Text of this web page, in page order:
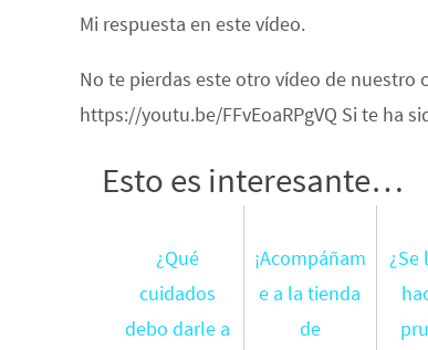
Mi respuesta en este vídeo.
No te pierdas este otro vídeo de nuestro
https://youtu.be/FFvEoaRPgVQ Si te ha
Esto es interesante…
¿Qué
cuidados
debo darle a
¡Acompáñam
e a la tienda
de
¿Se